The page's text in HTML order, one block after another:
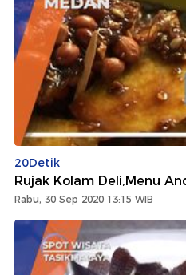
20Detik
Rujak Kolam Deli,Menu
Rabu, 30 Sep 2020 13:15 WIB